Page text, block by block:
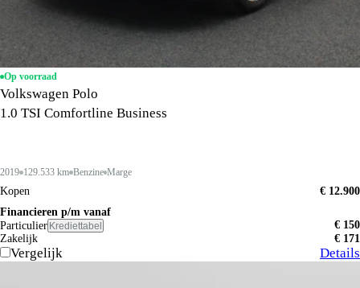
Op voorraad
Volkswagen Polo
1.0 TSI Comfortline Business
2019 129.533 km Benzine Marge
Kopen
€ 12.900
Financieren p/m vanaf
Particulier Krediettabel
€ 150
Zakelijk
€ 171
Vergelijk Details